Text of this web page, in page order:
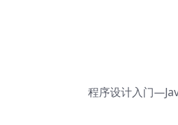
程序设计入门